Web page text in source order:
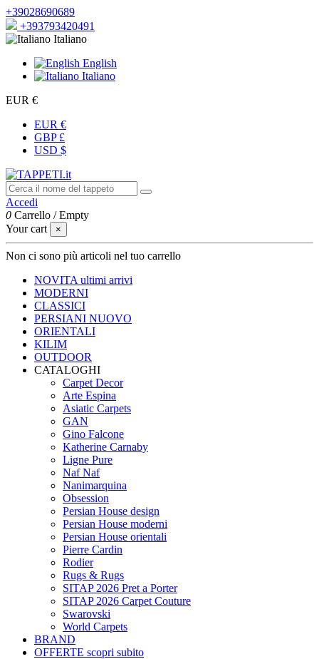
+39028690689
+393793420491
Italiano
English
Italiano
EUR €
EUR €
GBP £
USD $
Accedi
0 Carrello /Empty
Your cart
×
Non ci sono più articoli nel tuo carrello
NOVITA ultimi arrivi
MODERNI
CLASSICI
PERSIANI NUOVO
ORIENTALI
KILIM
OUTDOOR
CATALOGHI
Carpet Decor
Arte Espina
Asiatic Carpets
GAN
Gino Falcone
Katherine Carnaby
Ligne Pure
Naf Naf
Nanimarquina
Obsession
Persian House design
Persian House moderni
Persian House orientali
Pierre Cardin
Rodier
Rugs & Rugs
SITAP 2026 Pret a Porter
SITAP 2026 Carpet Couture
Swarovski
World Carpets
BRAND
OFFERTE scopri subito